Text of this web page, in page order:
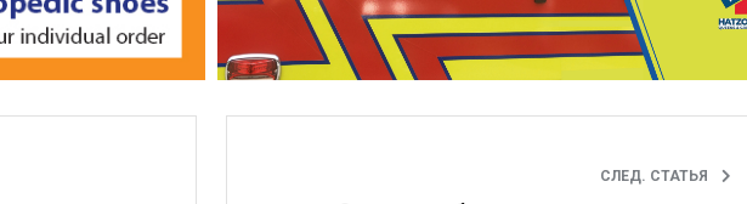
СЛЕД. СТАТЬЯ